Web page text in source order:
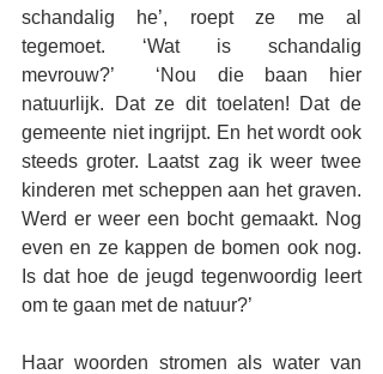
schandalig he’, roept ze me al
tegemoet. ‘Wat is schandalig
mevrouw?’  ‘Nou die baan hier
natuurlijk. Dat ze dit toelaten! Dat de
gemeente niet ingrijpt. En het wordt ook
steeds groter. Laatst zag ik weer twee
kinderen met scheppen aan het graven.
Werd er weer een bocht gemaakt. Nog
even en ze kappen de bomen ook nog.
Is dat hoe de jeugd tegenwoordig leert
om te gaan met de natuur?’
Haar woorden stromen als water van